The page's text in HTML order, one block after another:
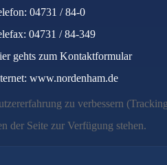
04731 / 84-0
04731 / 84-349
gehts zum Kontaktformular
www.nordenham.de
zu verbessern
der Seite zur Verfügung stehen.